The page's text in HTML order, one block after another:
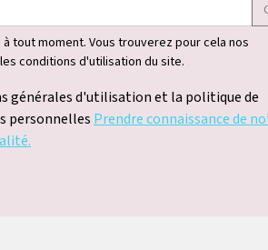
tout moment. Vous trouverez pour cela nos
conditions d'utilisation du site.
générales d'utilisation et la politique de
personnelles Prendre connaissance de